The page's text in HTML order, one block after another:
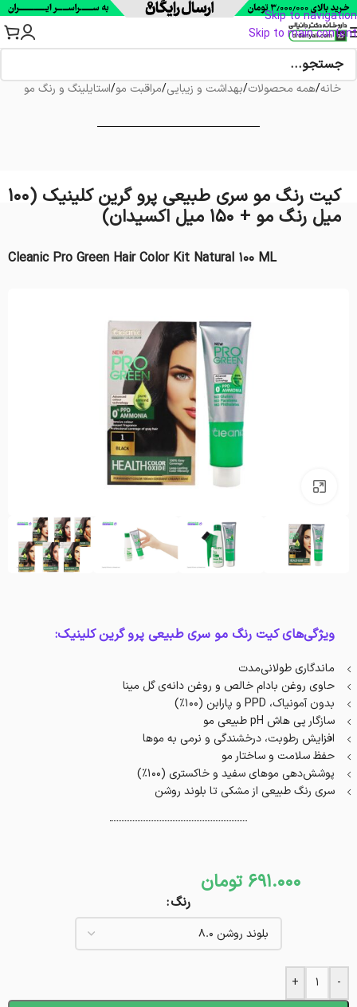
Skip to navigation
Skip to main content
خانه/همه محصولات/بهداشت و زیبایی/مراقبت مو/استایلینگ و رنگ مو
کيت رنگ مو سری طبیعی پرو گرين کلینیک (100
میل رنگ مو + 150 میل اکسیدان)
Cleanic Pro Green Hair Color Kit Natural 100 ML
بزرگنمایی تصویر
ویژگی‌های کيت رنگ مو سری طبیعی پرو گرين کلینیک:
ماندگاری طولانی‌مدت
حاوی روغن بادام خالص و روغن دانه‌ی گل مینا
بدون آمونیاک، PPD و پارابن (۱۰۰٪)
سازگار پی هاش pH طبیعی مو
افزایش‌ رطوبت، درخشندگی و نرمی به موها
حفظ سلامت و ساختار مو
پوشش‌دهی موهای سفید و خاکستری (۱۰۰٪)
سری رنگ طبیعی از مشکی تا بلوند روشن
691.000 تومان
رنگ
-
+